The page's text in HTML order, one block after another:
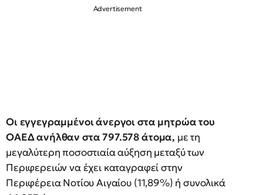
Οι εγγεγραμμένοι άνεργοι στα μητρώα του
ΟΑΕΔ ανήλθαν στα 797.578 άτομα, με τη
μεγαλύτερη ποσοστιαία αύξηση μεταξύ των
Περιφερειών να έχει καταγραφεί στην
Περιφέρεια Νοτίου Αιγαίου (11,89%) ή συνολικά